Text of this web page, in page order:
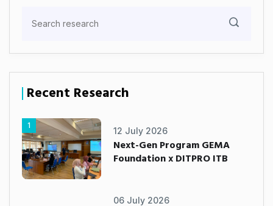
Recent Research
1
12 July 2026
Next-Gen Program GEMA
Foundation x DITPRO ITB
06 July 2026